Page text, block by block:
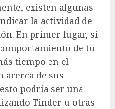
existen algunas
la actividad de
En primer lugar, si
de tu
tiempo en el
acerca de sus
podría ser una
Tinder u otras